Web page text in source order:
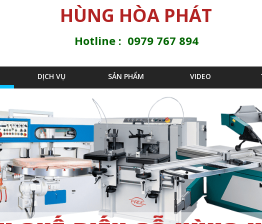
Jump to navigation
HÙNG HÒA PHÁT
Hotline : 0979 767 894
DỊCH VỤ SẢN PHẨM VIDEO